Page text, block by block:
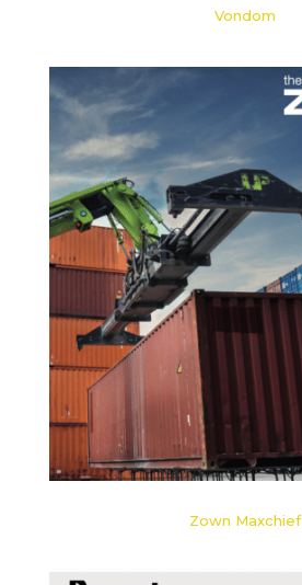
Vondom
Zown Maxchief